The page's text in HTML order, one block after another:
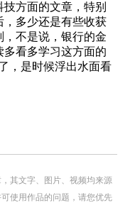
方面的文章，特别
，多少还是有些收获
不是说，银行的金
看多学习这方面的
，是时候浮出水面看
其文字、图片、视频均来源
使用作品的问题，请您优先